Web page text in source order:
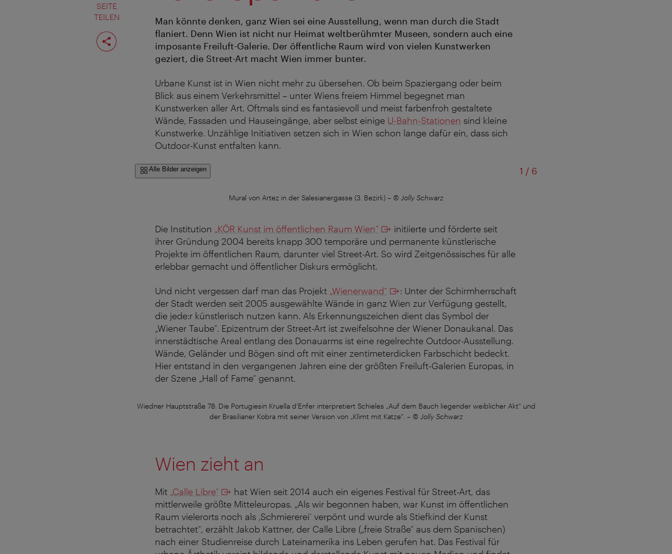
SEITE
TEILEN
Seite
teilen
Man könnte denken, ganz Wien sei eine Ausstellung, wenn man durch die Stadt
flaniert. Denn Wien ist nicht nur Heimat weltberühmter Museen, sondern auch eine
imposante Freiluft-Galerie. Der öffentliche Raum wird von vielen Kunstwerken
geziert, die Street-Art macht Wien immer bunter.
Urbane Kunst ist in Wien nicht mehr zu übersehen. Ob beim Spaziergang oder beim
Blick aus einem Verkehrsmittel – unter Wiens freiem Himmel begegnet man
Kunstwerken aller Art. Oftmals sind es fantasievoll und meist farbenfroh gestaltete
Wände, Fassaden und Hauseingänge, aber selbst einige U-Bahn-Stationen sind kleine
Kunstwerke. Unzählige Initiativen setzen sich in Wien schon lange dafür ein, dass sich
Outdoor-Kunst entfalten kann.
Alle Bilder anzeigen 1 /von
6
Mural von Artez in der Salesianergasse (3. Bezirk)– © Jolly Schwarz
Die Institution „KÖR Kunst im öffentlichen Raum Wien“
initiierte und förderte seit
ihrer Gründung 2004 bereits knapp 300 temporäre und permanente künstlerische
Projekte im öffentlichen Raum, darunter viel Street-Art. So wird Zeitgenössisches für alle
erlebbar gemacht und öffentlicher Diskurs ermöglicht.
Und nicht vergessen darf man das Projekt „Wienerwand“
: Unter der Schirmherrschaft
der Stadt werden seit 2005 ausgewählte Wände in ganz Wien zur Verfügung gestellt,
die jede:r künstlerisch nutzen kann. Als Erkennungszeichen dient das Symbol der
„Wiener Taube“. Epizentrum der Street-Art ist zweifelsohne der Wiener Donaukanal. Das
innerstädtische Areal entlang des Donauarms ist eine regelrechte Outdoor-Ausstellung.
Wände, Geländer und Bögen sind oft mit einer zentimeterdicken Farbschicht bedeckt.
Hier entstand in den vergangenen Jahren eine der größten Freiluft-Galerien Europas, in
der Szene „Hall of Fame“ genannt.
Wiedner Hauptstraße 78: Die Portugiesin Kruella d’Enfer interpretiert Schieles „Auf dem Bauch liegender weiblicher Akt“ und
der Brasilianer Kobra mit seiner Version von „Klimt mit Katze“. – © Jolly Schwarz
Wien zieht an
Mit „Calle Libre“
hat Wien seit 2014 auch ein eigenes Festival für Street-Art, das
mittlerweile größte Mitteleuropas. „Als wir begonnen haben, war Kunst im öffentlichen
Raum vielerorts noch als ‚Schmiererei‘ verpönt und wurde als Stiefkind der Kunst
betrachtet“, erzählt Jakob Kattner, der Calle Libre („freie Straße“ aus dem Spanischen)
nach einer Studienreise durch Lateinamerika ins Leben gerufen hat. Das Festival für